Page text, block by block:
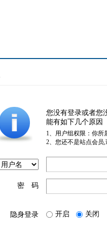
您没有登录或者您
能有如下几个原因
1、用户组权限：你所
2、您还不是站点会员
密 码
隐身登录 开启 关闭